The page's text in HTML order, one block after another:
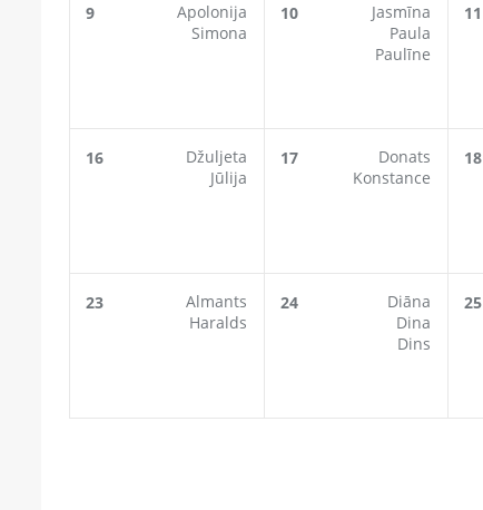
9
Apolonija
Simona
10
Jasmīna
Paula
Paulīne
11
16
Džuljeta
Jūlija
17
Donats
Konstance
18
23
Almants
Haralds
24
Diāna
Dina
Dins
25